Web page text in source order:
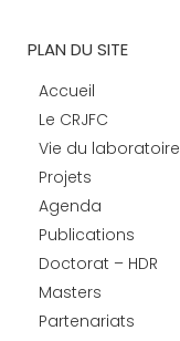
PLAN DU SITE
Accueil
Le CRJFC
Vie du laboratoire
Projets
Agenda
Publications
Doctorat – HDR
Masters
Partenariats